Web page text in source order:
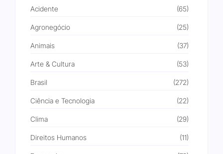
Acidente (65)
Agronegócio (25)
Animais (37)
Arte & Cultura (53)
Brasil (272)
Ciência e Tecnologia (22)
Clima (29)
Direitos Humanos (11)